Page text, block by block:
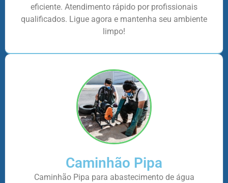
eficiente. Atendimento rápido por profissionais
qualificados. Ligue agora e mantenha seu ambiente
limpo!
Caminhão Pipa
Caminhão Pipa para abastecimento de água